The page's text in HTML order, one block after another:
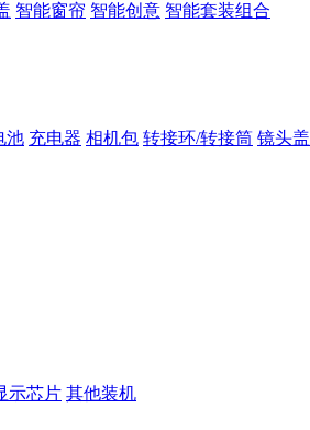
智能窗帘 智能创意 智能套装组合
池 充电器 相机包 转接环/转接筒 镜头盖
示芯片 其他装机